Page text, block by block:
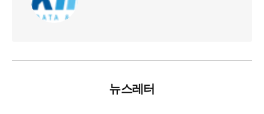
뉴스레터